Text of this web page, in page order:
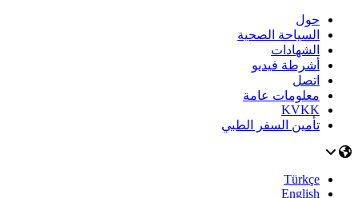
حول
السياحة الصحية
الشهادات
أشرطة فيديو
اتصل
معلومات عامة
KVKK
تأمين السفر الطبي
Türkçe
English